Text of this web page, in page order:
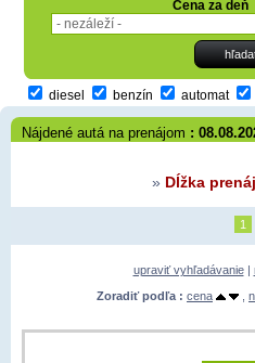
Cena za deň
diesel benzín automat
Nájdené autá na prenájom :
» Dĺžka
1
upraviť vyhľadávanie|
Zoradiť podľa : cena